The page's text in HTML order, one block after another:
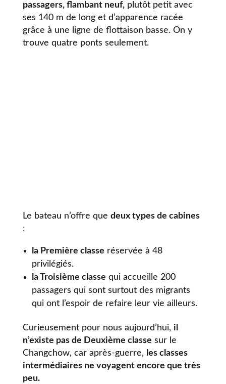
passagers, flambant neuf,plutôt petit avec
ses 140 m de long et d’apparence racée
grâce à une ligne de flottaison basse. On y
trouve quatre ponts seulement.
Le bateau n’offre que deux types de cabines
:
la Première classe réservée à 48
privilégiés.
la Troisième classe qui accueille 200
passagers qui sont surtout des migrants
qui ont l’espoir de refaire leur vie ailleurs.
Curieusement pour nous aujourd’hui, il
n’existe pas de Deuxième classe sur le
Changchow, car après-guerre, les classes
intermédiaires ne voyagent encore que très
peu.